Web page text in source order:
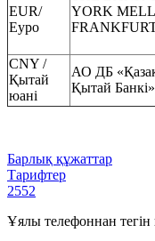
EUR/
Еуро
YORK
CNY /
Қытай
юані
АО ДБ
Қытай Банкі»
Барлық құжаттар
Тарифтер
2552
Ұялы телефоннан